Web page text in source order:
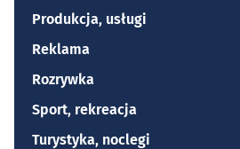
Produkcja, usługi
Reklama
Rozrywka
Sport, rekreacja
Turystyka, noclegi